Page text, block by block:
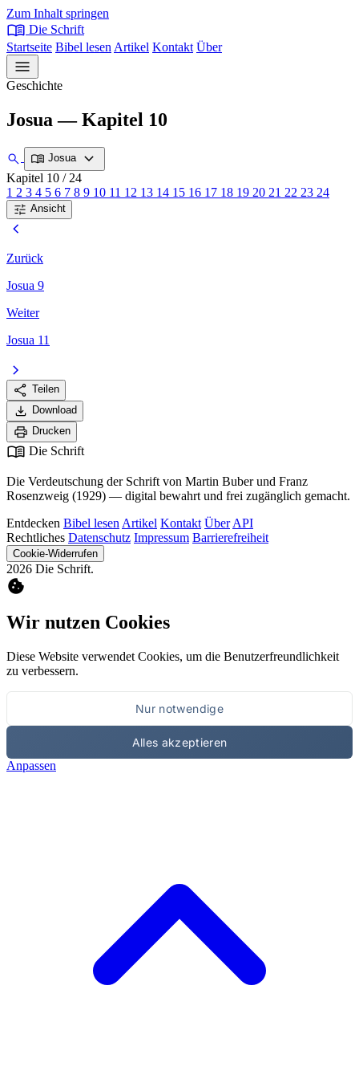
Zum Inhalt springen
menu_book Die Schrift
Startseite Bibel lesen Artikel Kontakt Über
menu
Geschichte
Josua — Kapitel 10
search menu_book Josua expand_more
Kapitel 10 / 24
1 2 3 4 5 6 7 8 9 10 11 12 13 14 15 16 17 18 19 20 21 22 23 24
tune Ansicht
chevron_left
Zurück
Josua 9
Weiter
Josua 11
chevron_right
share Teilen
download Download
print Drucken
menu_book Die Schrift
Die Verdeutschung der Schrift von Martin Buber und Franz
Rosenzweig (1929) — digital bewahrt und frei zugänglich gemacht.
Entdecken Bibel lesen Artikel Kontakt Über API
Rechtliches Datenschutz Impressum Barrierefreiheit
Cookie-Widerrufen
2026 Die Schrift.
cookie
Wir nutzen Cookies
Diese Website verwendet Cookies, um die Benutzerfreundlichkeit
zu verbessern.
Nur notwendige
Alles akzeptieren
Anpassen